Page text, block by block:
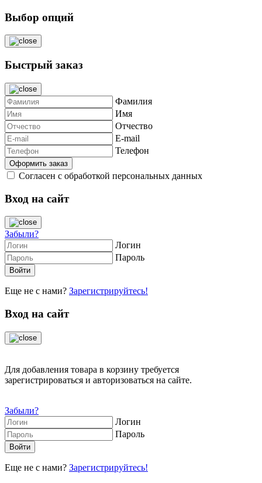
Выбор опций
Быстрый заказ
Фамилия
Имя
Отчество
E-mail
Телефон
Согласен с обработкой персональных данных
Вход на сайт
Забыли?
Логин
Пароль
Еще не с нами? Зарегистрируйтесь!
Вход на сайт
Для добавления товара в корзину требуется
зарегистрироваться и авторизоваться на сайте.
Забыли?
Логин
Пароль
Еще не с нами? Зарегистрируйтесь!